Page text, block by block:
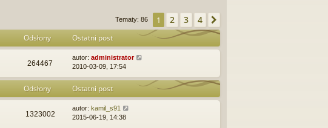
Tematy: 86 1 2 3 4
Odsłony Ostatni post
264467
autor: administrator
2010-03-09, 17:54
Odsłony Ostatni post
1323002
autor: kamil_s91
2015-06-19, 14:38